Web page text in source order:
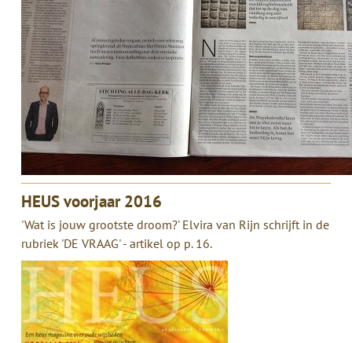
HEUS voorjaar 2016
'Wat is jouw grootste droom?' Elvira van Rijn schrijft in de
rubriek 'DE VRAAG' - artikel op p. 16.